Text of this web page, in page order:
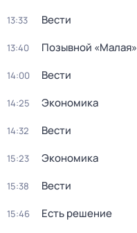
13:33 Вести
13:40 Позывной «Малая»
14:00 Вести
14:25 Экономика
14:32 Вести
15:23 Экономика
15:38 Вести
15:46 Есть решение